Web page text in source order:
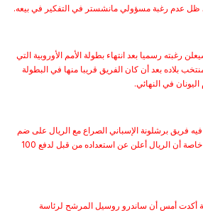
ظل عدم رغبة مسؤولي مانشستر في التفكير في بيعه.
رغبته رسميا بعد انتهاء بطولة الأمم الأوروبية التي
بلاده بعد أن كان الفريق قريبا منها في البطولة
في النهائي.
فريق برشلونة الإسباني الصراع مع الريال على ضم
رونالدو لكنه صراع تأخر كثيرا، خاصة أن الريال أعلن عن استعداده من قبل لدفع 100
أكدت أمس أن ساندرو روسيل المرشح لرئاسة